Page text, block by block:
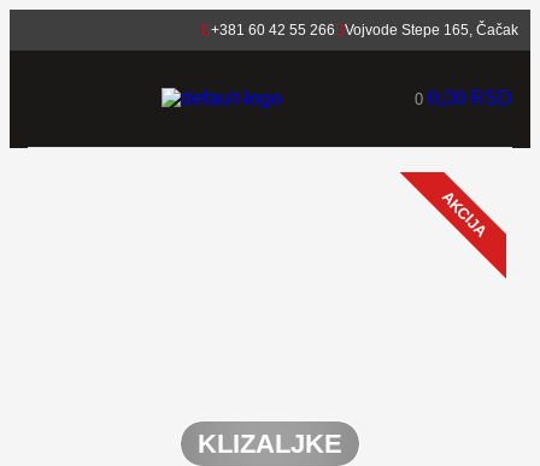
+381 60 42 55 266 Vojvode Stepe 165, Čačak
0 0,00 RSD
KLIZALJKE
AKCIJA